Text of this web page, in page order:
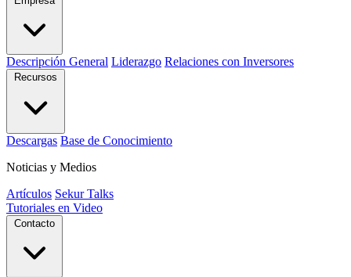
Descripción General Liderazgo Relaciones con Inversores
Recursos
Descargas Base de Conocimiento
Noticias y Medios
Artículos Sekur Talks
Tutoriales en Video
Contacto